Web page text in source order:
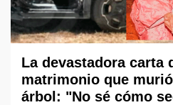
La devastadora carta
matrimonio que
árbol: "No sé cómo